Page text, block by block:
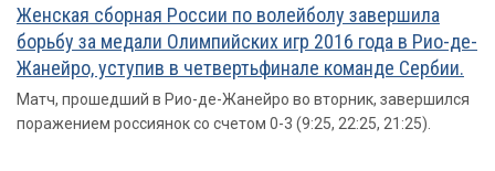
Женская сборная России по волейболу завершила
борьбу за медали Олимпийских игр 2016 года в Рио-де-
Жанейро, уступив в четвертьфинале команде Сербии.
Матч, прошедший в Рио-де-Жанейро во вторник, завершился
поражением россиянок со счетом 0-3 (9:25, 22:25, 21:25).